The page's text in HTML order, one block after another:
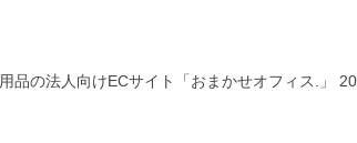
品の法人向けECサイト「おまかせオフィス.」